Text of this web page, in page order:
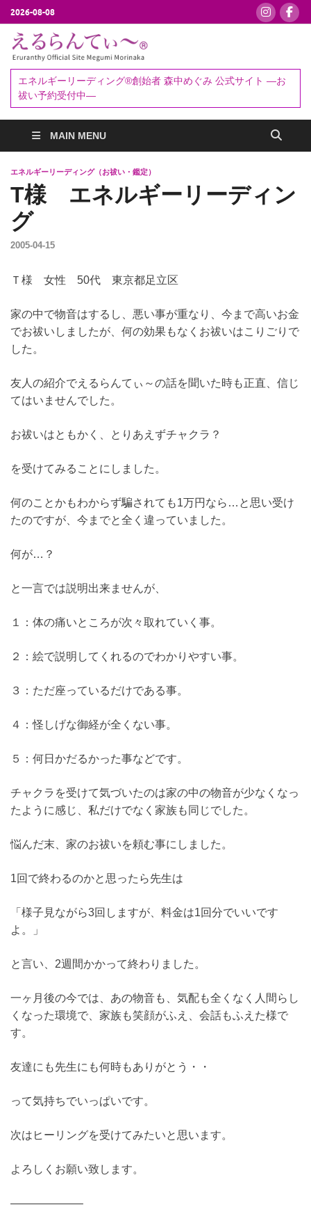
2026-08-08
ぃ～®
予約受付中
エネルギーリーディング®創始者 森中めぐみ 公式サイト ―お
祓い予約受付中―
MAIN MENU
エネルギーリーディング（お祓い・鑑定）
T様 エネルギーリーディン
グ
2005-04-15
Ｔ様 女性 50代 東京都足立区
家の中で物音はするし、悪い事が重なり、今まで高いお金
でお祓いしましたが、何の効果もなくお祓いはこりごりで
した。
友人の紹介でえるらんてぃ～の話を聞いた時も正直、信じ
てはいませんでした。
お祓いはともかく、とりあえずチャクラ？
を受けてみることにしました。
何のことかもわからず騙されても1万円なら…と思い受け
たのですが、今までと全く違っていました。
何が…？
と一言では説明出来ませんが、
１：体の痛いところが次々取れていく事。
２：絵で説明してくれるのでわかりやすい事。
３：ただ座っているだけである事。
４：怪しげな御経が全くない事。
５：何日かだるかった事などです。
チャクラを受けて気づいたのは家の中の物音が少なくなっ
たように感じ、私だけでなく家族も同じでした。
悩んだ末、家のお祓いを頼む事にしました。
1回で終わるのかと思ったら先生は
「様子見ながら3回しますが、料金は1回分でいいです
よ。」
と言い、2週間かかって終わりました。
一ヶ月後の今では、あの物音も、気配も全くなく人間らし
くなった環境で、家族も笑顔がふえ、会話もふえた様で
す。
友達にも先生にも何時もありがとう・・
って気持ちでいっぱいです。
次はヒーリングを受けてみたいと思います。
よろしくお願い致します。
——————–